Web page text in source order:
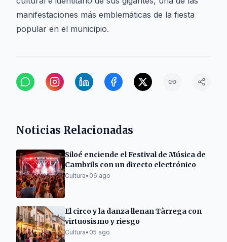
manifestaciones más emblemáticas de la fiesta
popular en el municipio.
Noticias Relacionadas
Siloé enciende el Festival de Música de
Cambrils con un directo electrónico
Cultura• 06 ago
El circo y la danza llenan Tàrrega con
virtuosismo y riesgo
Cultura• 05 ago